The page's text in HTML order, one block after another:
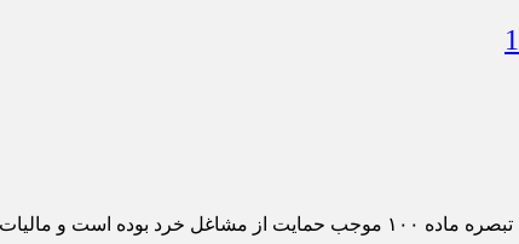
حسین ناظم‌زاده، رئیس اتحادیه صنف فروشندگان لوازم بهداشتی و ساختمانی تهران گفت: اخذ مالیات ذیل تبصره ماده